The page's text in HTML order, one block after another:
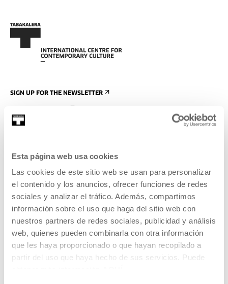
Esta página web usa cookies
Las cookies de este sitio web se usan para personalizar
el contenido y los anuncios, ofrecer funciones de redes
sociales y analizar el tráfico. Además, compartimos
información sobre el uso que haga del sitio web con
nuestros partners de redes sociales, publicidad y análisis
web, quienes pueden combinarla con otra información
que les haya proporcionado o que hayan recopilado a
partir del uso que haya hecho de sus servicios. Puede
SIGN UP FOR THE NEWSLETTER
GUIDED TOURS
ACCOMMODATION
ACCESSIBILITY
BUILDING MAP